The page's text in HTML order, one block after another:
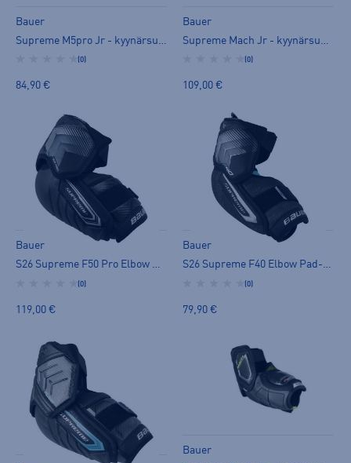
Bauer
(0)
84,90 €
Bauer
(0)
109,00 €
Bauer
S26 Supreme F50 Pro Elbow Pad-sr - kyynärsuoja
(0)
119,00 €
Bauer
S26 Supreme F40 Elbow Pad-sr - kyynärsuoja
(0)
79,90 €
Bauer